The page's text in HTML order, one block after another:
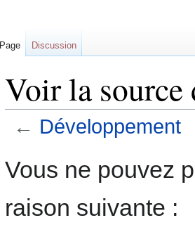
Voir la source
← Développement
à
navigation
à
recherche
Vous ne pouvez
raison suivante :
Page Discussion